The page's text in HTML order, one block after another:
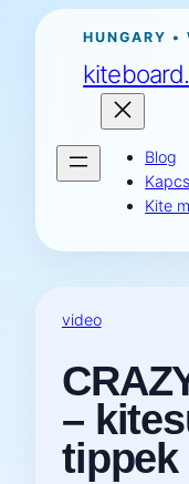
Ugrás
tartalomhoz
HUNGARY •
Blog
Kite
video
–
tippek